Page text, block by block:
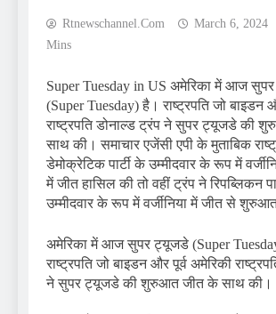
Rtnewschannel.com March 6, 2024
Mins
Super Tuesday in US अमेरिका में आज
(Super Tuesday) है। राष्ट्रपति जो बाइडन
राष्ट्रपति डोनाल्ड ट्रंप ने सुपर ट्यूजडे की
साथ की। समाचार एजेंसी एपी के मुताबिक
डेमोक्रेटिक पार्टी के उम्मीदवार के रूप में
में जीत हासिल की तो वहीं ट्रंप ने रिपब्लिकन
उम्मीदवार के रूप में वर्जीनिया में जीत से
अमेरिका में आज सुपर ट्यूजडे (Super
राष्ट्रपति जो बाइडन और पूर्व अमेरिकी
ने सुपर ट्यूजडे की शुरुआत जीत के साथ की।